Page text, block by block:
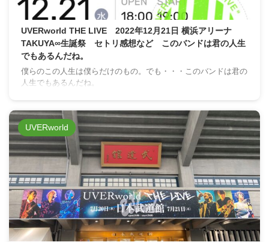
UVERworld THE LIVE 2022年12月21日 横浜アリーナ
TAKUYA∞生誕祭 セトリ感想など このバンドは君の人生
でもあるんだね。
僕らのこの人生は僕らだけのもの。でも・・・このバンドは君の
人生でもあるんだね。
UVERworld